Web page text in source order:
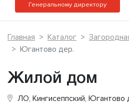
Генеральному директору
Главная Каталог
Югантово дер.
Жилой дом
ЛО, Кингисеппский, Югантово